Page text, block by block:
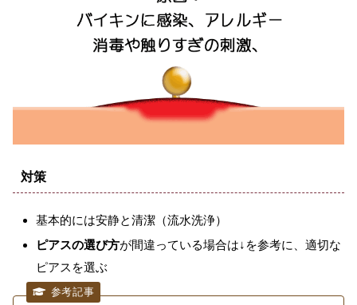
対策
基本的には安静と清潔（流水洗浄）
ピアスの選び方が間違っている場合は↓を参考に、適切な
ピアスを選ぶ